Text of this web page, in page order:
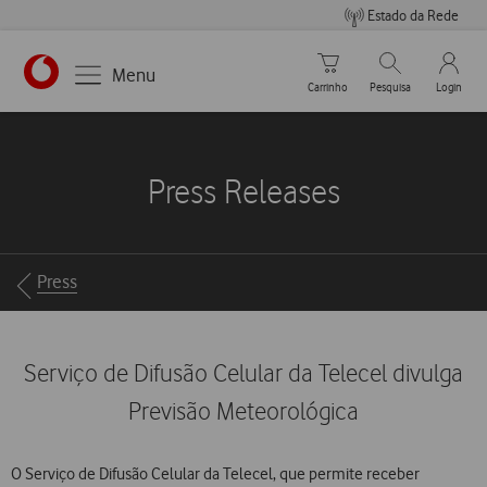
Estado da Rede
https://www.vodafone.pt
Menu
Carrinho de compras
Carrinho
Pesquisar
Pesquisa
My
Login
Press Releases
Breadcrumbs
Press
Serviço de Difusão Celular da Telecel divulga
Previsão Meteorológica
O Serviço de Difusão Celular da Telecel, que permite receber